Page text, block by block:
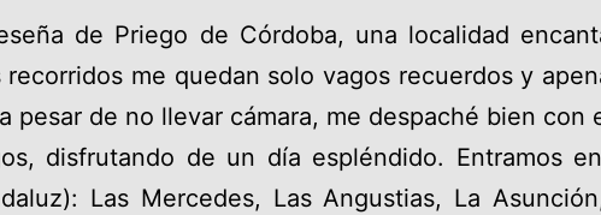
de Priego de Córdoba, una localidad
me quedan solo vagos recuerdos y
pesar de no llevar cámara, me despaché bien con
disfrutando de un día espléndido. Entramos
Las Mercedes, Las Angustias, La